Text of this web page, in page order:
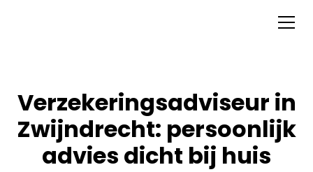
Verzekeringsadviseur in
Zwijndrecht: persoonlijk
advies dicht bij huis